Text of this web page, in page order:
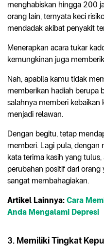
menghabiskan hingga 200
orang lain, ternyata keci
mendadak akibat penyakit
Menerapkan acara tukar
kemungkinan juga
Nah, apabila kamu tidak
memberikan hadiah berupa
salahnya memberi kebaikan
menjadi relawan.
Dengan begitu, tetap
memberi. Lagi pula, dengan
kata terima kasih yang
perubahan positif dari
sangat membahagiakan.
Artikel Lainnya: Cara
Anda Mengalami Depresi
3. Memiliki Tingkat